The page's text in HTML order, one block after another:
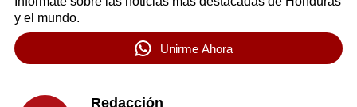
y el mundo.
Unirme Ahora
Redacción